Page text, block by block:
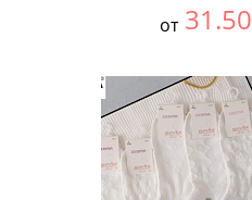
от 31.50
В упаковке:
Количество: